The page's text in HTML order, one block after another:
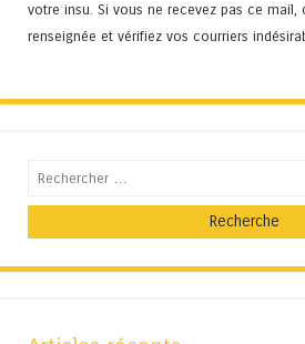
votre insu. Si vous ne recevez pas ce mail,
renseignée et vérifiez vos courriers
Recherche